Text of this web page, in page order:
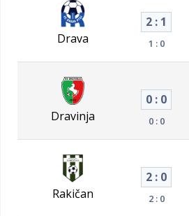
Drava
2 : 1
1 : 0
Dravinja
0 : 0
0 : 0
Rakičan
2 : 0
2 : 0